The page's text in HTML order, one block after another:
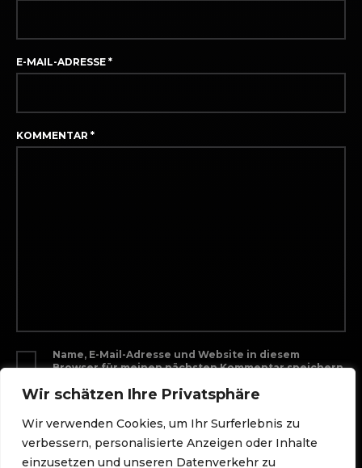
Wir schätzen Ihre Privatsphäre
Wir verwenden Cookies, um Ihr Surferlebnis zu
verbessern, personalisierte Anzeigen oder Inhalte
einzusetzen und unseren Datenverkehr zu
E-MAIL-ADRESSE *
KOMMENTAR *
Name, E-Mail-Adresse und Website in diesem
Browser für meinen nächsten Kommentar speichern.